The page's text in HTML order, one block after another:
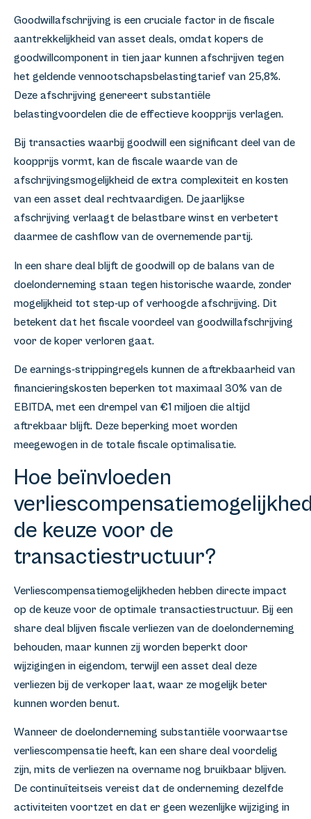
Goodwillafschrijving is een cruciale factor in de fiscale
aantrekkelijkheid van asset deals, omdat kopers de
goodwillcomponent in tien jaar kunnen afschrijven tegen
het geldende vennootschapsbelastingtarief van 25,8%.
Deze afschrijving genereert substantiële
belastingvoordelen die de effectieve koopprijs verlagen.
Bij transacties waarbij goodwill een significant deel van de
koopprijs vormt, kan de fiscale waarde van de
afschrijvingsmogelijkheid de extra complexiteit en kosten
van een asset deal rechtvaardigen. De jaarlijkse
afschrijving verlaagt de belastbare winst en verbetert
daarmee de cashflow van de overnemende partij.
In een share deal blijft de goodwill op de balans van de
doelonderneming staan tegen historische waarde, zonder
mogelijkheid tot step-up of verhoogde afschrijving. Dit
betekent dat het fiscale voordeel van goodwillafschrijving
voor de koper verloren gaat.
De earnings-strippingregels kunnen de aftrekbaarheid van
financieringskosten beperken tot maximaal 30% van de
EBITDA, met een drempel van €1 miljoen die altijd
aftrekbaar blijft. Deze beperking moet worden
meegewogen in de totale fiscale optimalisatie.
Hoe beïnvloeden
de keuze voor de
transactiestructuur?
Verliescompensatiemogelijkheden hebben directe impact
op de keuze voor de optimale transactiestructuur. Bij een
share deal blijven fiscale verliezen van de doelonderneming
behouden, maar kunnen zij worden beperkt door
wijzigingen in eigendom, terwijl een asset deal deze
verliezen bij de verkoper laat, waar ze mogelijk beter
kunnen worden benut.
Wanneer de doelonderneming substantiële voorwaartse
verliescompensatie heeft, kan een share deal voordelig
zijn, mits de verliezen na overname nog bruikbaar blijven.
De continuïteitseis vereist dat de onderneming dezelfde
activiteiten voortzet en dat er geen wezenlijke wijziging in